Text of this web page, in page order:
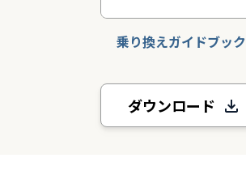
乗り換えガイドブック
ダウンロード